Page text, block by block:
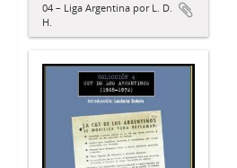
04 – Liga Argentina por L. D.
H.